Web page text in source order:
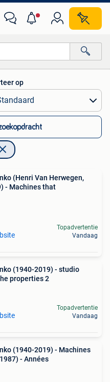
op
(Henri Van Herwegen,
- Machines that
Topadvertentie
Vandaag
(1940-2019) - studio
properties 2
Topadvertentie
Vandaag
(1940-2019) - Machines
- Années